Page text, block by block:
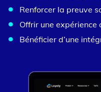
Renforcer la preuve
Offrir une expérience
Bénéficier d’une